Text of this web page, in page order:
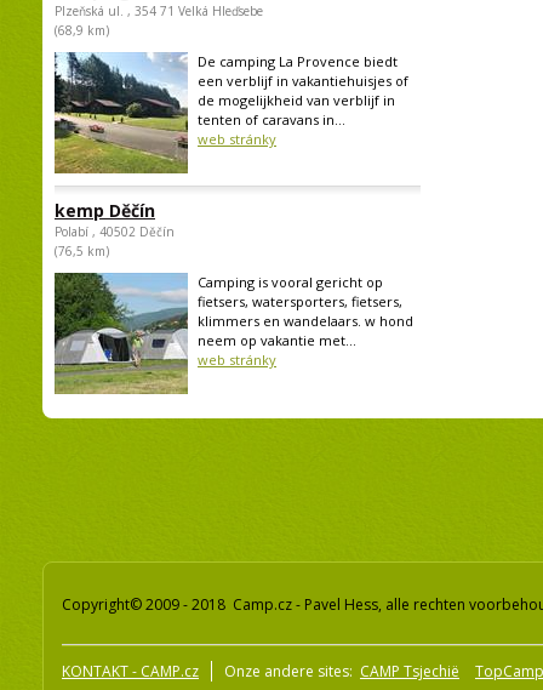
Plzeňská ul. , 354 71 Velká Hleďsebe
(68,9 km)
De camping La Provence biedt
een verblijf in vakantiehuisjes of
de mogelijkheid van verblijf in
tenten of caravans in...
web stránky
kemp Děčín
Polabí , 40502 Děčín
(76,5 km)
Camping is vooral gericht op
fietsers, watersporters, fietsers,
klimmers en wandelaars. w hond
neem op vakantie met...
web stránky
Copyright© 2009 - 2018 Camp.cz - Pavel Hess, alle rechten
KONTAKT - CAMP.cz Onze andere sites: CAMP Tsjechië